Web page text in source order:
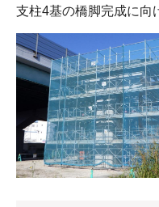
支柱4基の橋脚完成に向